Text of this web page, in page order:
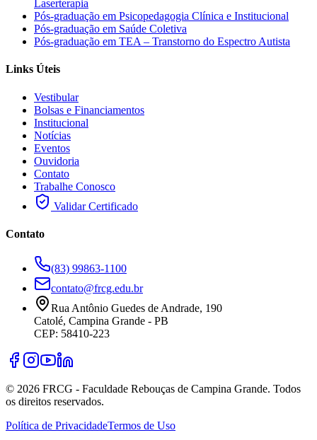
Laserterapia
Pós-graduação em Psicopedagogia Clínica e Institucional
Pós-graduação em Saúde Coletiva
Pós-graduação em TEA – Transtorno do Espectro Autista
Links Úteis
Vestibular
Bolsas e Financiamentos
Institucional
Notícias
Eventos
Ouvidoria
Contato
Trabalhe Conosco
Validar Certificado
Contato
(83) 99863-1100
contato@frcg.edu.br
Rua Antônio Guedes de Andrade, 190
Catolé, Campina Grande - PB
CEP: 58410-223
© 2026 FRCG - Faculdade Rebouças de Campina Grande. Todos
os direitos reservados.
Política de PrivacidadeTermos de Uso